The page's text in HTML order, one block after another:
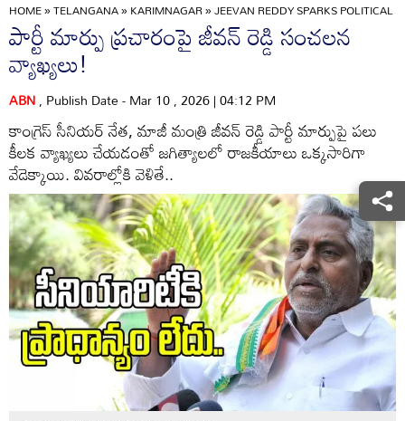
HOME»TELANGANA»KARIMNAGAR»JEEVAN REDDY SPARKS POLITICAL
పార్టీ మార్పు ప్రచారంపై జీవన్ రెడ్డి సంచలన
వ్యాఖ్యలు!
ABN, Publish Date - Mar 10 , 2026 | 04:12 PM
కాంగ్రెస్ సీనియర్ నేత, మాజీ మంత్రి జీవన్ రెడ్డి పార్టీ మార్పుపై పలు
కీలక వ్యాఖ్యలు చేయడంతో జగిత్యాలలో రాజకీయాలు ఒక్కసారిగా
వేడెక్కాయి. వివరాల్లోకి వెళితే..